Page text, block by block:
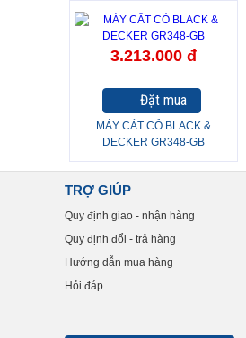
3.213.000 đ
Đặt mua
MÁY CẮT CỎ BLACK &
DECKER GR348-GB
TRỢ GIÚP
Quy định giao - nhận hàng
Quy định đổi - trả hàng
Hướng dẫn mua hàng
Hỏi đáp